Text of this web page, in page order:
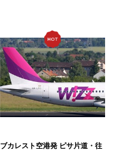
ブカレスト空港発 ピサ片道・往